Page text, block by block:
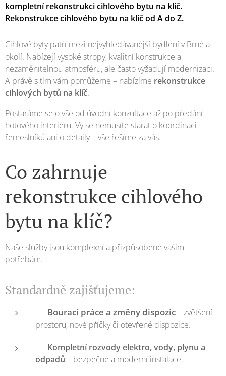
kompletní rekonstrukci cihlového bytu na klíč.
Rekonstrukce cihlového bytu na klíč od A do Z.
Cihlové byty patří mezi nejvyhledávanější bydlení v Brně a
okolí. Nabízejí vysoké stropy, kvalitní konstrukce a
nezaměnitelnou atmosféru, ale často vyžadují modernizaci.
A právě s tím vám pomůžeme – nabízíme rekonstrukce
cihlových bytů na klíč.
Postaráme se o vše od úvodní konzultace až po předání
hotového interiéru. Vy se nemusíte starat o koordinaci
řemeslníků ani o detaily – vše řešíme za vás.
Co zahrnuje
rekonstrukce cihlového
bytu na klíč?
Naše služby jsou komplexní a přizpůsobené vašim
potřebám.
Standardně zajišťujeme:
Bourací práce a změny dispozic– zvětšení
prostoru, nové příčky či otevřené dispozice.
Kompletní rozvody elektro, vody, plynu a
odpadů – bezpečné a moderní instalace.